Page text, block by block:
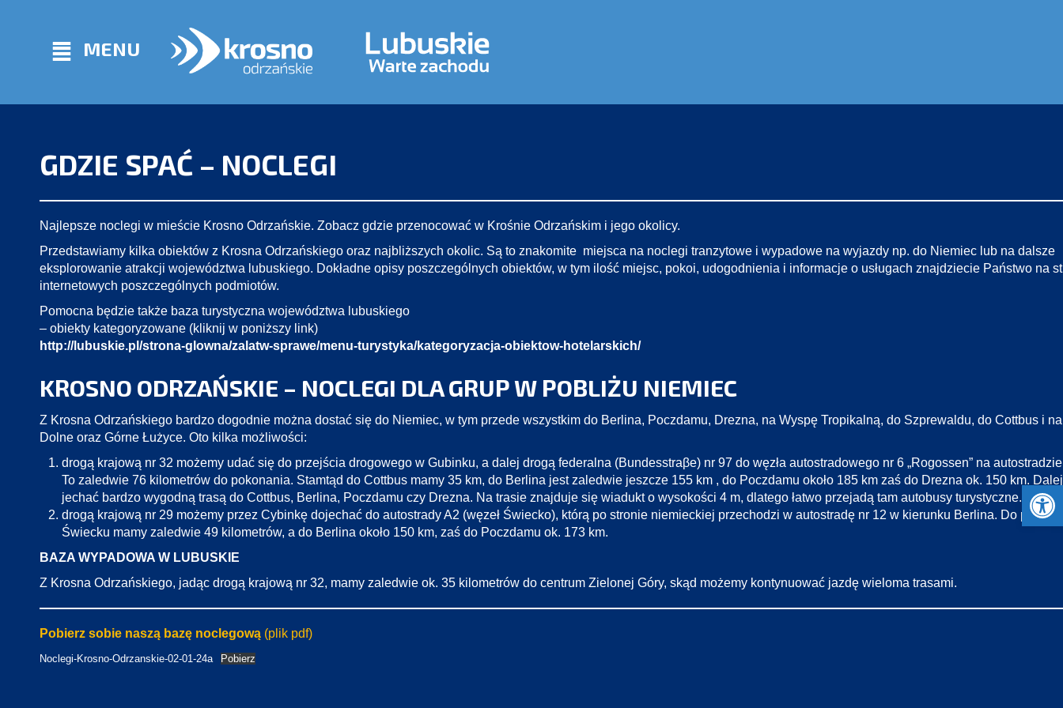
MENU
GDZIE SPAĆ – NOCLEGI
Najlepsze noclegi w mieście Krosno Odrzańskie. Zobacz gdzie przenocować w Krośnie Odrzańskim i jego okolicy.
Przedstawiamy kilka obiektów z Krosna Odrzańskiego oraz najbliższych okolic. Są to znakomite miejsca na noclegi tranzytowe i wypadowe na wyjazdy np. do Niemiec lub na dalsze
eksplorowanie atrakcji województwa lubuskiego. Dokładne opisy poszczególnych obiektów, w tym ilość miejsc, pokoi, udogodnienia i informacje o usługach znajdziecie Państwo na
internetowych poszczególnych podmiotów.
Pomocna będzie także baza turystyczna województwa lubuskiego
– obiekty kategoryzowane (kliknij w poniższy link)
http://lubuskie.pl/strona-glowna/zalatw-sprawe/menu-turystyka/kategoryzacja-obiektow-hotelarskich/
KROSNO ODRZAŃSKIE – NOCLEGI DLA GRUP W POBLIŻU NIEMIEC
Z Krosna Odrzańskiego bardzo dogodnie można dostać się do Niemiec, w tym przede wszystkim do Berlina, Poczdamu, Drezna, na Wyspę Tropikalną, do Szprewaldu, do Cottbus i na
Dolne oraz Górne Łużyce. Oto kilka możliwości:
drogą krajową nr 32 możemy udać się do przejścia drogowego w Gubinku, a dalej drogą federalna (Bundesstraβe) nr 97 do węzła autostradowego nr 6 „Rogossen” na
To zaledwie 76 kilometrów do pokonania. Stamtąd do Cottbus mamy 35 km, do Berlina jest zaledwie jeszcze 155 km , do Poczdamu około 185 km zaś do Drezna ok. 150 km.
jechać bardzo wygodną trasą do Cottbus, Berlina, Poczdamu czy Drezna. Na trasie znajduje się wiadukt o wysokości 4 m, dlatego łatwo przejadą tam autobusy turystyczne.
drogą krajową nr 29 możemy przez Cybinkę dojechać do autostrady A2 (węzeł Świecko), którą po stronie niemieckiej przechodzi w autostradę nr 12 w kierunku Berlina. Do
Świecku mamy zaledwie 49 kilometrów, a do Berlina około 150 km, zaś do Poczdamu ok. 173 km.
BAZA WYPADOWA W LUBUSKIE
Z Krosna Odrzańskiego, jadąc drogą krajową nr 32, mamy zaledwie ok. 35 kilometrów do centrum Zielonej Góry, skąd możemy kontynuować jazdę wieloma trasami.
Pobierz sobie naszą bazę noclegową (plik pdf)
Noclegi-Krosno-Odrzanskie-02-01-24a Pobierz